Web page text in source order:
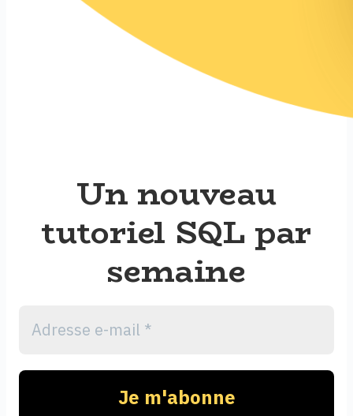
Un nouveau
tutoriel SQL par
semaine